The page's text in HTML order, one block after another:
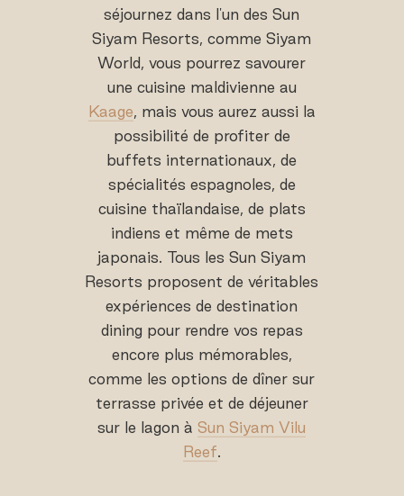
séjournez dans l'un des Sun
Siyam Resorts, comme Siyam
World, vous pourrez savourer
une cuisine maldivienne au
Kaage, mais vous aurez aussi la
possibilité de profiter de
buffets internationaux, de
spécialités espagnoles, de
cuisine thaïlandaise, de plats
indiens et même de mets
japonais. Tous les Sun Siyam
Resorts proposent de véritables
expériences de destination
dining pour rendre vos repas
encore plus mémorables,
comme les options de dîner sur
terrasse privée et de déjeuner
sur le lagon àSun Siyam Vilu
Reef.